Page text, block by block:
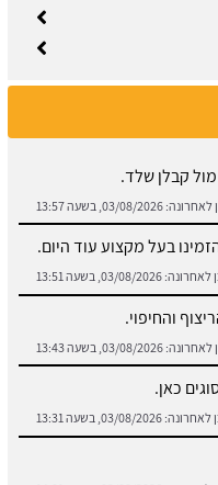
קבלן שלד.
לאחרונה: 03/08/2026, בשעה 13:57
בעל מקצוע עוד היום.
לאחרונה: 03/08/2026, בשעה 13:51
והחיפוי.
לאחרונה: 03/08/2026, בשעה 13:43
כאן.
לאחרונה: 03/08/2026, בשעה 13:31